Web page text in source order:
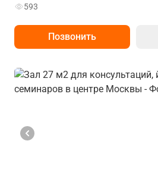
593
Позвонить